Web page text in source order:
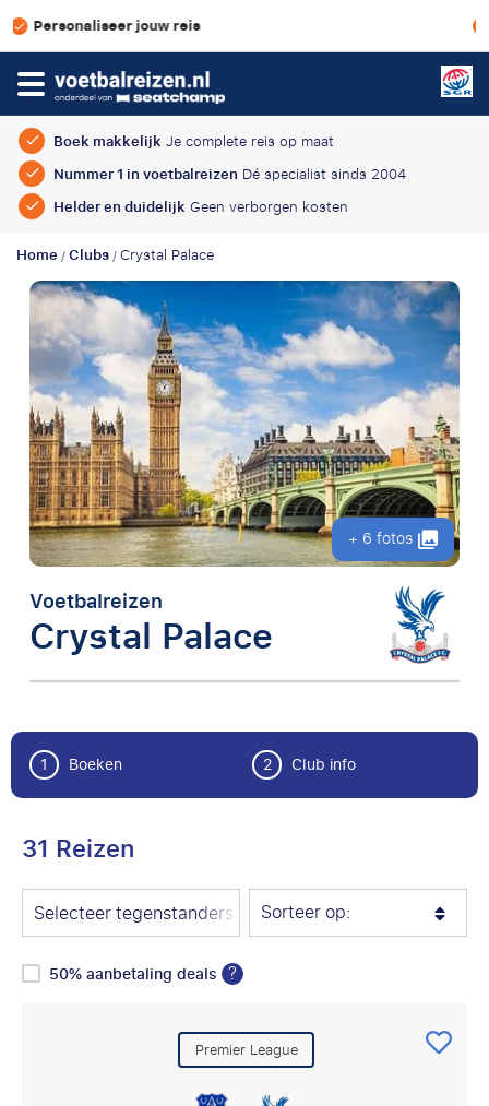
Scherpe prijzen & geen boekingskosten
Boek makkelijk Je complete reis op maat
Nummer 1 in voetbalreizen Dé specialist sinds 2004
Helder en duidelijk Geen verborgen kosten
Home/Clubs/Crystal Palace
+ 6 fotos
Voetbalreizen
Crystal Palace
1 Boeken 2 Club info
31 Reizen
Selecteer tegenstanders Sorteer op:
50% aanbetaling deals ?
Premier League